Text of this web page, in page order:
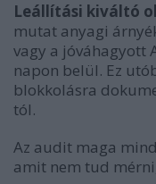
Leállítási kiváltó
mutat anyagi
vagy a jóváhagyott
napon belül. Ez
blokkolásra
tól.
Az audit maga
amit nem tud